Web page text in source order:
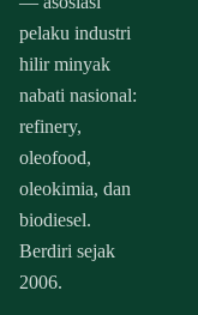
pelaku industri
hilir minyak
nabati nasional:
refinery,
oleofood,
oleokimia, dan
biodiesel.
Berdiri sejak
2006.